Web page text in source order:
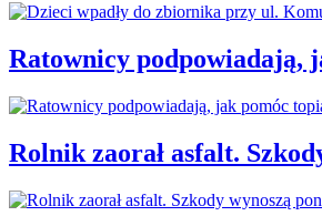
Ratownicy podpowiadają,
Rolnik zaorał asfalt.